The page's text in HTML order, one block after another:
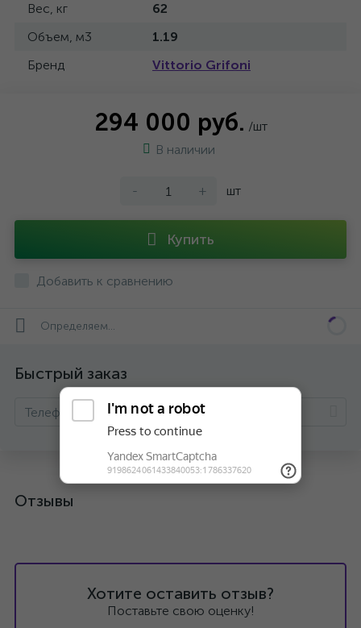
Вес, кг
62
Объем, м3
1.19
Бренд
Vittorio Grifoni
294 000 руб. /шт
В наличии
- + шт
Купить
Добавить к сравнению
Определяем...
Быстрый заказ
Отзывы
Хотите оставить отзыв?
Поставьте свою оценку!